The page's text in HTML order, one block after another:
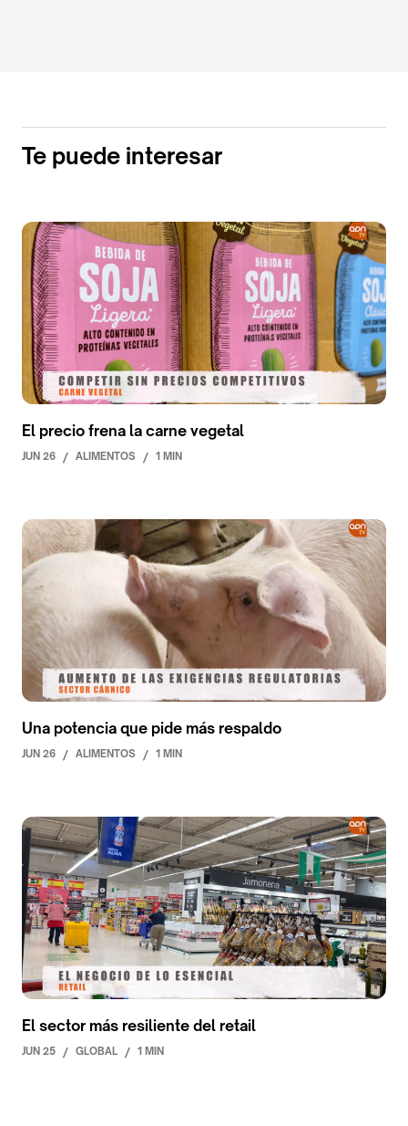
Te puede interesar
El precio frena la carne vegetal
JUN 26 / ALIMENTOS / 1 MIN
Una potencia que pide más respaldo
JUN 26 / ALIMENTOS / 1 MIN
El sector más resiliente del retail
JUN 25 / GLOBAL / 1 MIN